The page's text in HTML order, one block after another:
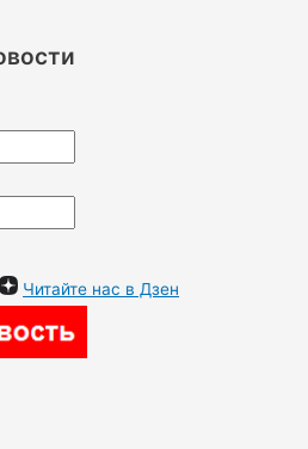
Читайте нас в Дзен